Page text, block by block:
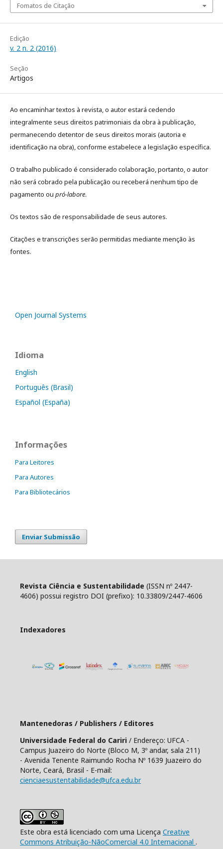
Fomatos de Citação
Edição
v. 2 n. 2 (2016)
Seção
Artigos
Ao encaminhar textos à revista, o autor estará cedendo
integralmente seus direitos patrimoniais da obra à publicação,
permanecendo detentor de seus direitos morais (autoria e
identificação na obra), conforme estabelece a legislação especí­fica.
O trabalho publicado é considerado colaboração, portanto, o autor
não será cobrado pela publicação ou receberá nenhum tipo de
pagamento ou pró-labore.
Os textos são de responsabilidade de seus autores.
Citações e transcrições serão permitidas mediante menção às
fontes.
Open Journal Systems
Idioma
English
Português (Brasil)
Español (España)
Informações
Para Leitores
Para Autores
Para Bibliotecários
Enviar Submissão
Revista Ciência e Sustentabilidade (ISSN nº 2447-
4606) possui registro DOI (prefixo): 10.33809/2447-4606
Indexadores
Mantenedoras / Publishers / Editores
Universidade Federal do Cariri / Endereço: UFCA -
Campus Juazeiro do Norte (Bloco M, 3º andar, sala 211)
- Avenida Tenente Raimundo Rocha Nº 1639 Juazeiro do
Norte, Ceará, Brasil - E-mail:
cienciaesustentabilidade@ufca.edu.br
Este obra está licenciado com uma Licença Creative
Commons Atribuição-NãoComercial 4.0 Internacional .